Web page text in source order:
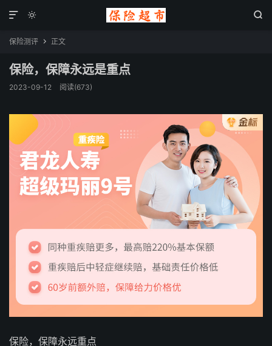
 

保险测评  正文
保险，保障永远是重点
2023-09-12 阅读(673)
保险，保障永远重点